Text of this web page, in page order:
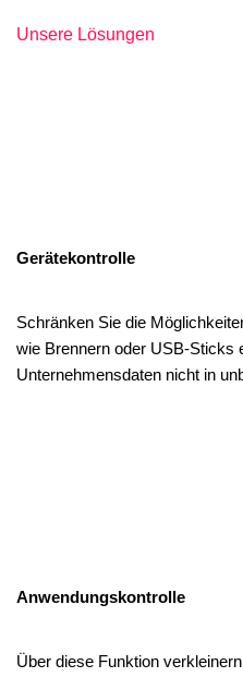
Unsere Lösungen
Gerätekontrolle
Schränken Sie die
wie Brennern oder USB-Sticks
Unternehmensdaten nicht in
Anwendungskontrolle
Über diese Funktion